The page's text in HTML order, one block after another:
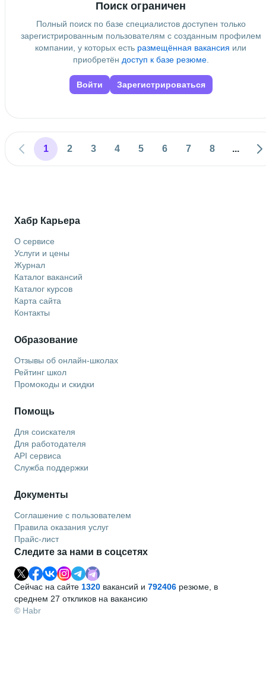
Поиск ограничен
Полный поиск по базе специалистов доступен только
зарегистрированным пользователям с созданным профилем
компании, у которых есть размещённая вакансия или
приобретён доступ к базе резюме.
Войти Зарегистрироваться
1 2 3 4 5 6 7 8 ...
Хабр Карьера
О сервисе
Услуги и цены
Журнал
Каталог вакансий
Каталог курсов
Карта сайта
Контакты
Образование
Отзывы об онлайн-школах
Рейтинг школ
Промокоды и скидки
Помощь
Для соискателя
Для работодателя
API сервиса
Служба поддержки
Документы
Соглашение с пользователем
Правила оказания услуг
Прайс-лист
Следите за нами в соцсетях
Сейчас на сайте 1320 вакансий и 792406 резюме, в
среднем 27 откликов на вакансию
© Habr